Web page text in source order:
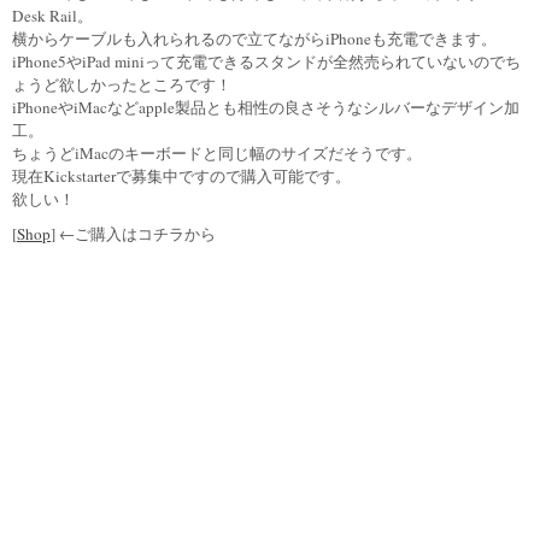
Desk Rail。
横からケーブルも入れられるので立てながらiPhoneも充電できます。
iPhone5やiPad miniって充電できるスタンドが全然売られていないのでち
ょうど欲しかったところです！
iPhoneやiMacなどapple製品とも相性の良さそうなシルバーなデザイン加
工。
ちょうどiMacのキーボードと同じ幅のサイズだそうです。
現在Kickstarterで募集中ですので購入可能です。
欲しい！
[Shop] ←ご購入はコチラから